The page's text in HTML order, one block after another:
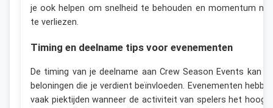
je ook helpen om snelheid te behouden en momentum
te verliezen.
Timing en deelname tips voor evenementen
De timing van je deelname aan Crew Season Events kan
beloningen die je verdient beïnvloeden. Evenementen
vaak piektijden wanneer de activiteit van spelers het